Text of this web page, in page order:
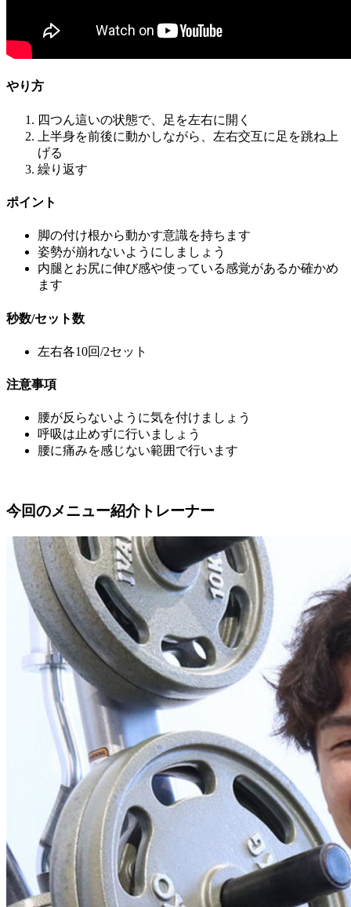
やり方
四つん這いの状態で、足を左右に開く
上半身を前後に動かしながら、左右交互に足を跳ね上
げる
繰り返す
ポイント
脚の付け根から動かす意識を持ちます
姿勢が崩れないようにしましょう
内腿とお尻に伸び感や使っている感覚があるか確かめ
ます
秒数/セット数
左右各10回/2セット
注意事項
腰が反らないように気を付けましょう
呼吸は止めずに行いましょう
腰に痛みを感じない範囲で行います
今回のメニュー紹介トレーナー